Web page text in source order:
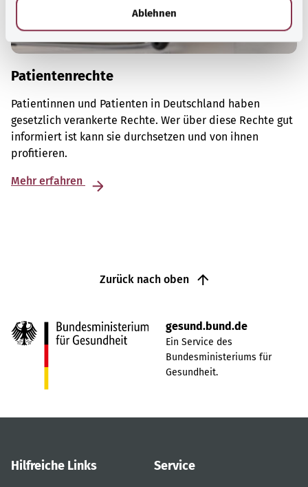
Ablehnen
Patientenrechte
Patientinnen und Patienten in Deutschland haben
gesetzlich verankerte Rechte. Wer über diese Rechte gut
informiert ist kann sie durchsetzen und von ihnen
profitieren.
Mehr erfahren
Zurück nach oben
gesund.bund.de
Ein Service des
Bundesministeriums für
Gesundheit.
Hilfreiche Links Service